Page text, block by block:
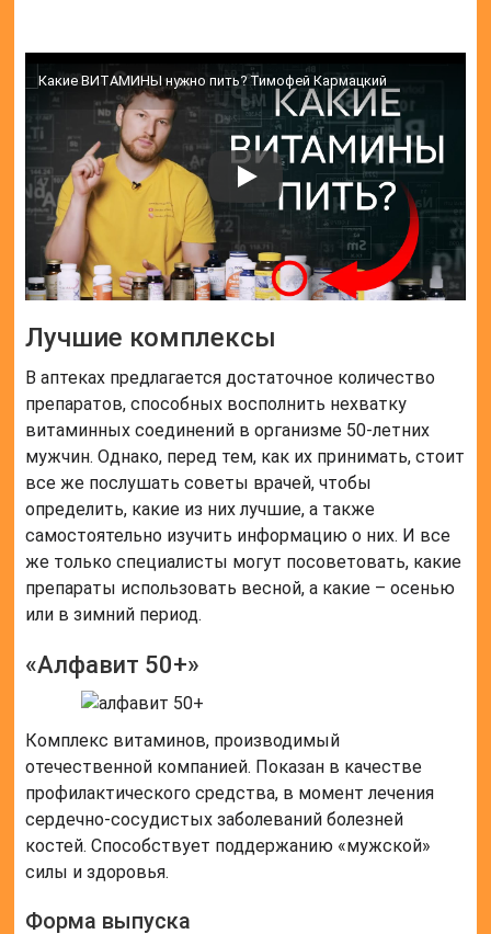
Какие ВИТАМИНЫ нужно пить? Тимофей Кармацкий
Лучшие комплексы
В аптеках предлагается достаточное количество
препаратов, способных восполнить нехватку
витаминных соединений в организме 50-летних
мужчин. Однако, перед тем, как их принимать, стоит
все же послушать советы врачей, чтобы
определить, какие из них лучшие, а также
самостоятельно изучить информацию о них. И все
же только специалисты могут посоветовать, какие
препараты использовать весной, а какие – осенью
или в зимний период.
«Алфавит 50+»
Комплекс витаминов, производимый
отечественной компанией. Показан в качестве
профилактического средства, в момент лечения
сердечно-сосудистых заболеваний болезней
костей. Способствует поддержанию «мужской»
силы и здоровья.
Форма выпуска